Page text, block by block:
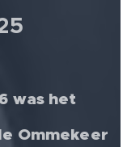
💫
was het
Ommekeer